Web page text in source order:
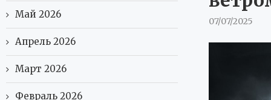
07/07/2025
Май 2026
Апрель 2026
Март 2026
Февраль 2026